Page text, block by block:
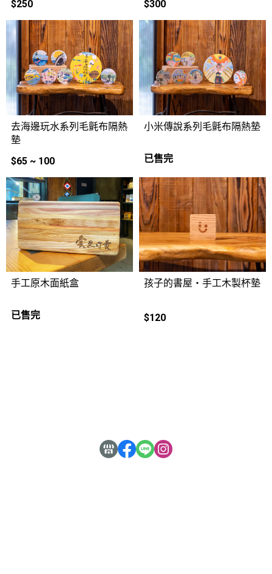
$250 $300
去海邊玩水系列毛氈布隔熱
墊
$65 ~ 100
小米傳說系列毛氈布隔熱墊
已售完
手工原木面紙盒
已售完
孩子的書屋・手工木製杯墊
$120